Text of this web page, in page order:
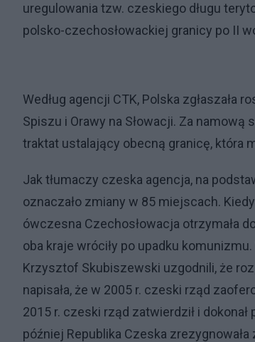
uregulowania tzw. czeskiego długu
polsko-czechosłowackiej granicy po II
Według agencji CTK, Polska
Spiszu i Orawy na Słowacji. Za
traktat ustalający obecną granicę, która
Jak tłumaczy czeska agencja, na
oznaczało zmiany w 85 miejscach.
ówczesna Czechosłowacja otrzymała
oba kraje wróciły po upadku
Krzysztof Skubiszewski uzgodnili, że
napisała, że w 2005 r. czeski rząd
2015 r. czeski rząd zatwierdził i
później Republika Czeska